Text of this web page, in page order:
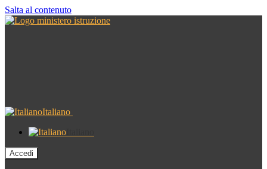
Salta al contenuto
Italiano
Accedi